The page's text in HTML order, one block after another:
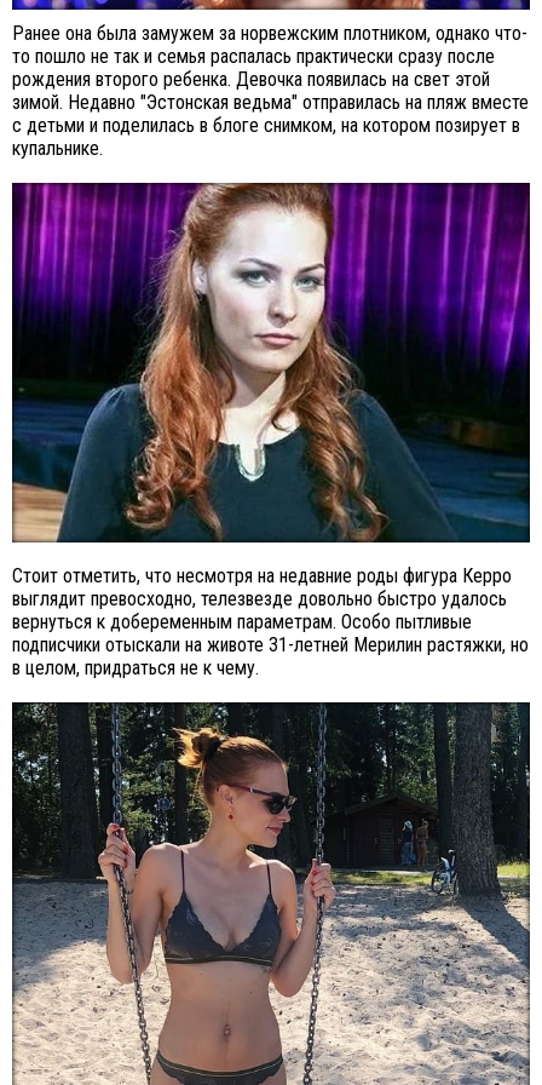
Ранее она была замужем за норвежским плотником, однако что-
то пошло не так и семья распалась практически сразу после
рождения второго ребенка. Девочка появилась на свет этой
зимой. Недавно "Эстонская ведьма" отправилась на пляж вместе
с детьми и поделилась в блоге снимком, на котором позирует в
купальнике.
Стоит отметить, что несмотря на недавние роды фигура Керро
выглядит превосходно, телезвезде довольно быстро удалось
вернуться к добеременным параметрам. Особо пытливые
подписчики отыскали на животе 31-летней Мерилин растяжки, но
в целом, придраться не к чему.